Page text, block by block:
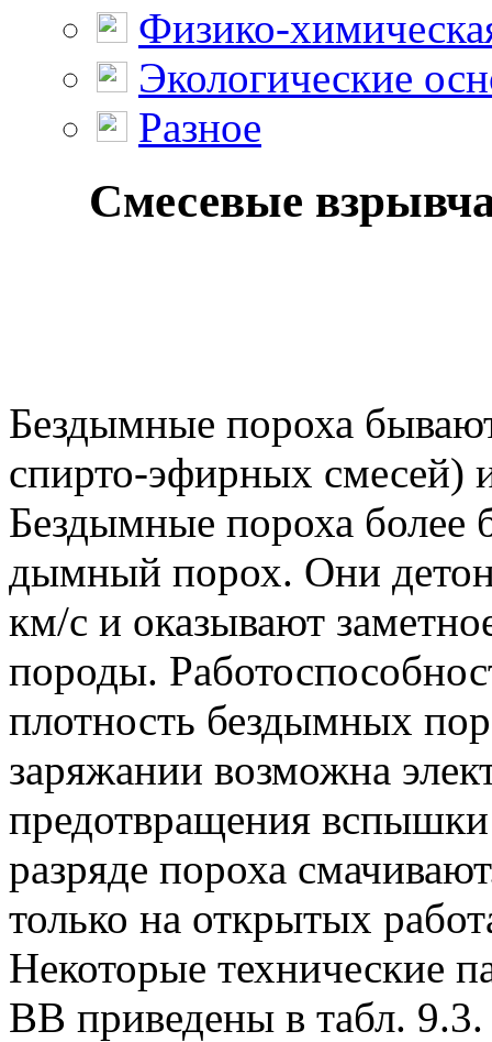
Физико-
Экологические
Разное
Смесевые
Бездымные пороха
спирто-эфирных смесей)
Бездымные пороха более
дымный порох. Они
км/с и оказывают
породы.
плотность бездымных
заряжании возможна
предотвращения
разряде пороха
только на открытых
Некоторые технические
ВВ приведены в табл. 9.3.